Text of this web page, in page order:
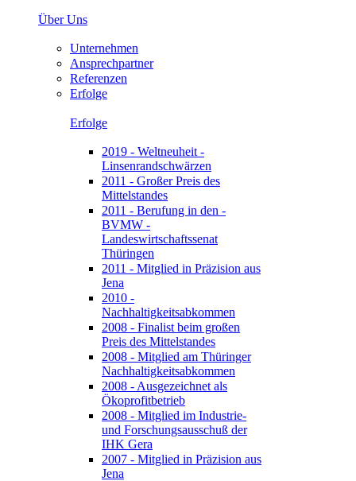
Über Uns
Unternehmen
Ansprechpartner
Referenzen
Erfolge
Erfolge
2019 - Weltneuheit -
Linsenrandschwärzen
2011 - Großer Preis des
Mittelstandes
2011 - Berufung in den -
BVMW -
Landeswirtschaftssenat
Thüringen
2011 - Mitglied in Präzision aus
Jena
2010 -
Nachhaltigkeitsabkommen
2008 - Finalist beim großen
Preis des Mittelstandes
2008 - Mitglied am Thüringer
Nachhaltigkeitsabkommen
2008 - Ausgezeichnet als
Ökoprofitbetrieb
2008 - Mitglied im Industrie-
und Forschungsausschuß der
IHK Gera
2007 - Mitglied in Präzision aus
Jena